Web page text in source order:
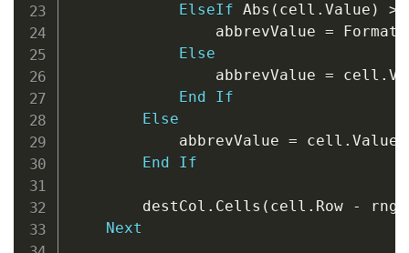
ElseIf Abs ( cell . Value ) >
                abbrevValue
= Format
Else
                abbrevValue
= cell .
End
If
Else
            abbrevValue
= cell . Value
End
If
        destCol
. Cells ( cell . Row - rng
Next